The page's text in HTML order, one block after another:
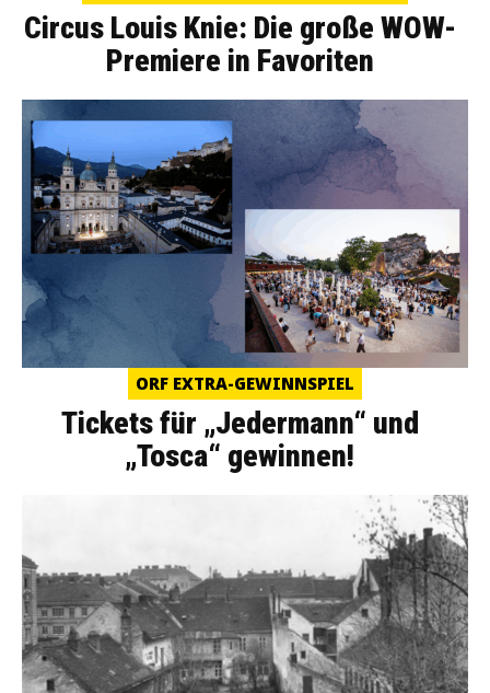
Circus Louis Knie: Die große WOW-
Premiere in Favoriten
ORF EXTRA-GEWINNSPIEL
Tickets für „Jedermann“ und
„Tosca“ gewinnen!